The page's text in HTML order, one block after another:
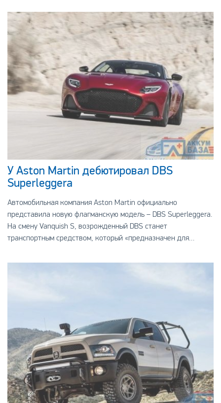
У Aston Martin дебютировал DBS
Superleggera
Автомобильная компания Aston Martin официально
представила новую флагманскую модель – DBS Superleggera.
На смену Vanquish S, возрожденный DBS станет
транспортным средством, который «предназначен для